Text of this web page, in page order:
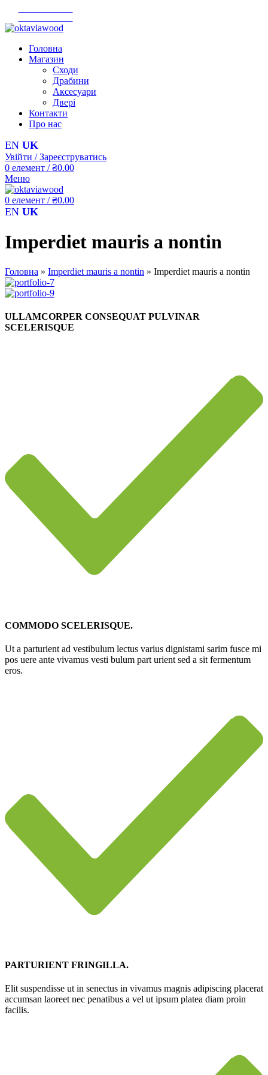
Головна
Магазин
Сходи
Драбини
Аксесуари
Двері
Контакти
Про нас
EN UK
Увійти / Зареєструватись
0 елемент / ₴0.00
Меню
0 елемент / ₴0.00
EN UK
Imperdiet mauris a nontin
Головна » Imperdiet mauris a nontin » Imperdiet mauris a nontin
ULLAMCORPER CONSEQUAT PULVINAR
SCELERISQUE
COMMODO SCELERISQUE.
Ut a parturient ad vestibulum lectus varius dignistami sarim fusce mi
pos uere ante vivamus vesti bulum part urient sed a sit fermentum
eros.
PARTURIENT FRINGILLA.
Elit suspendisse ut in senectus in vivamus magnis adipiscing placerat
accumsan laoreet nec penatibus a vel ut ipsum platea diam proin
facilis.